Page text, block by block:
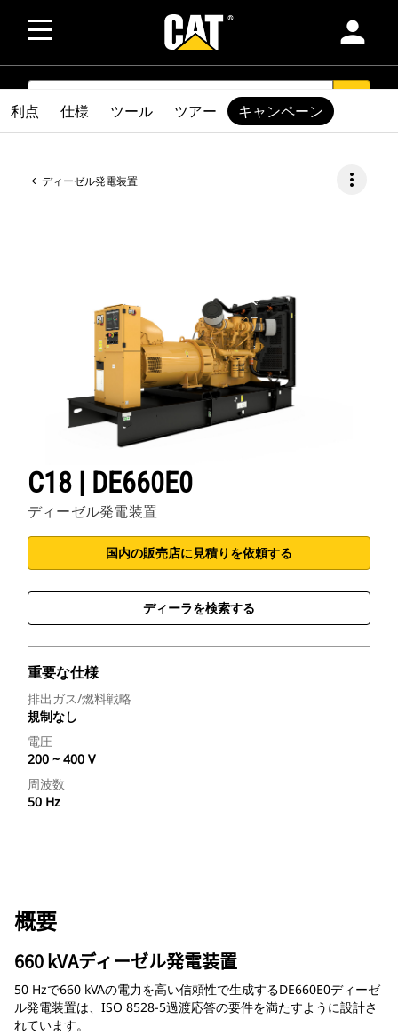
person
SEARCH
ディーゼル発電装置 more_vert
C18 | DE660E0
ディーゼル発電装置
国内の販売店に見積りを依頼する
ディーラを検索する
重要な仕様
排出ガス/燃料戦略
規制なし
電圧
200 ~ 400 V
周波数
50 Hz
利点 仕様 ツール ツアー キャンペーン
概要
660 kVAディーゼル発電装置
50 Hzで660 kVAの電力を高い信頼性で生成するDE660E0ディーゼ
ル発電装置は、ISO 8528-5過渡応答の要件を満たすように設計さ
れています。